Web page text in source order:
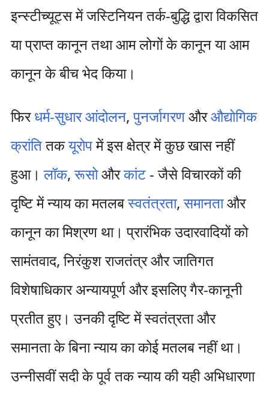
इन्स्टीच्यूट्स में जस्टिनियन तर्क-बुद्धि द्वारा विकसित
या प्राप्त कानून तथा आम लोगों के कानून या आम
कानून के बीच भेद किया।
फिरधर्म-सुधार आंदोलन,पुनर्जागरणऔरऔद्योगिक
क्रांतितकयूरोपमें इस क्षेत्र में कुछ खास नहीं
हुआ।लॉक,रूसोऔरकांट- जैसे विचारकों की
दृष्टि में न्याय का मतलबस्वतंत्रता,समानताऔर
कानून का मिश्रण था। प्रारंभिक उदारवादियों को
सामंतवाद, निरंकुश राजतंत्र और जातिगत
विशेषाधिकार अन्यायपूर्ण और इसलिए गैर-कानूनी
प्रतीत हुए। उनकी दृष्टि में स्वतंत्रता और
समानता के बिना न्याय का कोई मतलब नहीं था।
उन्नीसवीं सदी के पूर्व तक न्याय की यही अभिधारणा